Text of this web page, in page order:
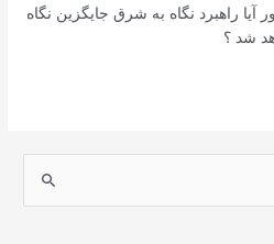
ژاپن ۲۵ شهریور آیا راهبرد نگاه به شرق جایگزین نگاه
شد ؟